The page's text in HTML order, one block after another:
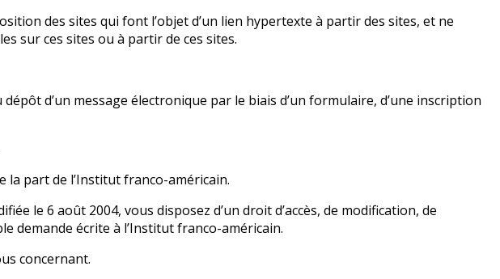
des sites qui font l’objet d’un lien hypertexte à partir des sites, et ne
sur ces sites ou à partir de ces sites.
d’un message électronique par le biais d’un formulaire, d’une inscription
la part de l’Institut franco-américain.
le 6 août 2004, vous disposez d’un droit d’accès, de modification, de
demande écrite à l’Institut franco-américain.
concernant.